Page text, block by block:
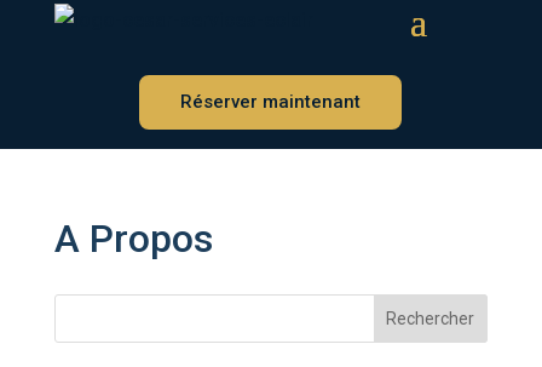
Réserver maintenant
A Propos
Rechercher